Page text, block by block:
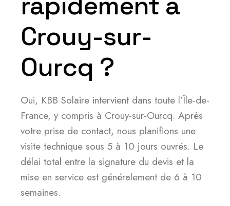
Crouy-sur-
Ourcq ?
Oui, KBB Solaire intervient dans toute l’Île-de-
France, y compris à Crouy-sur-Ourcq. Après
votre prise de contact, nous planifions une
visite technique sous 5 à 10 jours ouvrés. Le
délai total entre la signature du devis et la
mise en service est généralement de 6 à 10
semaines.